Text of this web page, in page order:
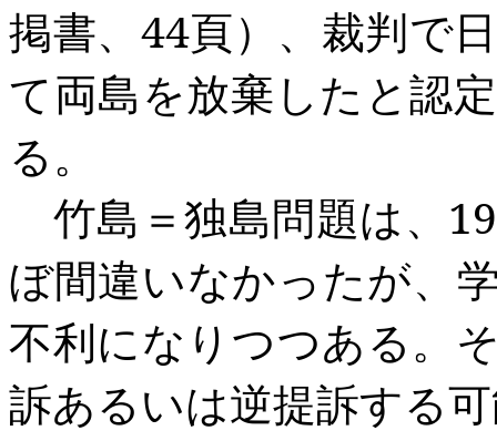
掲書、44頁） 、 裁判で
て両島を放棄したと認
る。
竹島＝独島問題は、
ぼ間違いなかったが、
不利にな りつつある。
訴あるいは逆提訴する